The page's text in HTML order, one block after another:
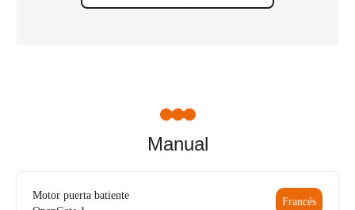
Manual
Motor puerta batiente
Francés